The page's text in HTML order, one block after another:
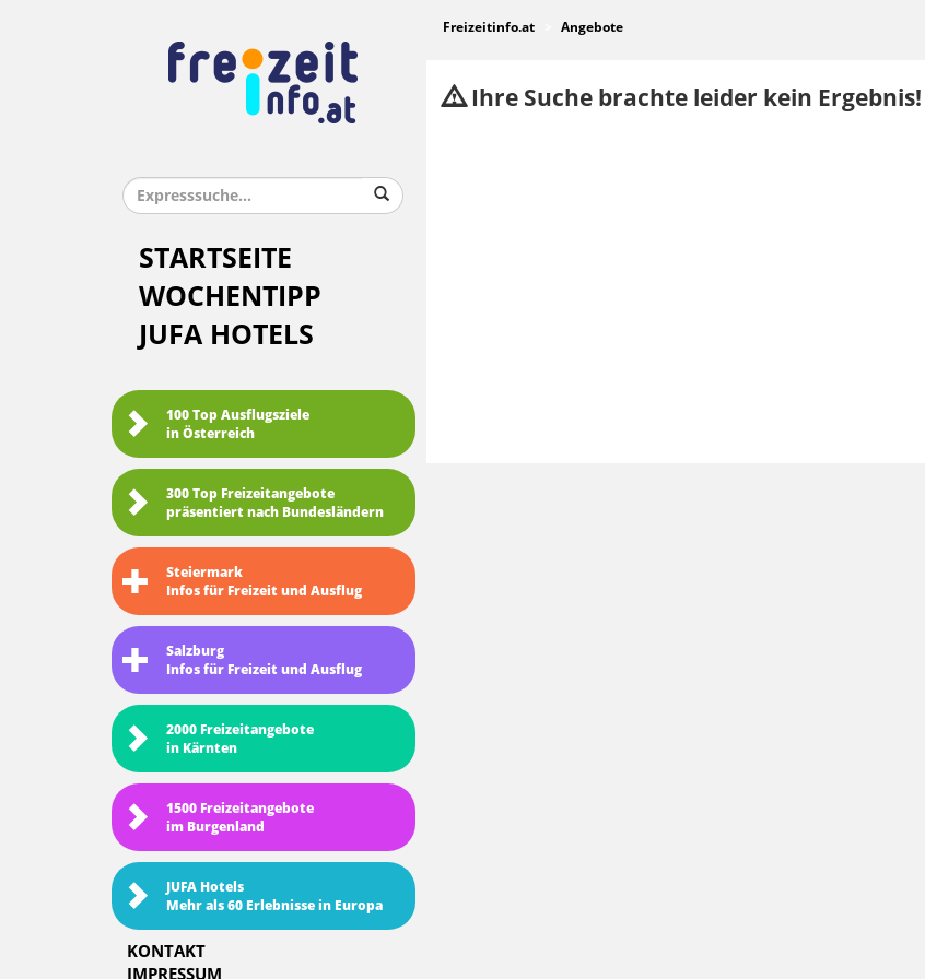
STARTSEITE
WOCHENTIPP
JUFA HOTELS
100 Top Ausflugsziele
in Österreich
300 Top Freizeitangebote
präsentiert nach Bundesländern
Steiermark
Infos für Freizeit und Ausflug
Salzburg
Infos für Freizeit und Ausflug
2000 Freizeitangebote
in Kärnten
1500 Freizeitangebote
im Burgenland
JUFA Hotels
Mehr als 60 Erlebnisse in Europa
KONTAKT
IMPRESSUM
Freizeitinfo.at Angebote
Ihre Suche brachte leider kein Ergebnis!